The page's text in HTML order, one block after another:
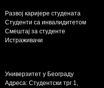
Развој каријере студената
Студенти са инвалидитетом
Смештај за студенте
Истраживачи
Универзитет у Београду
Адреса: Студентски трг 1,